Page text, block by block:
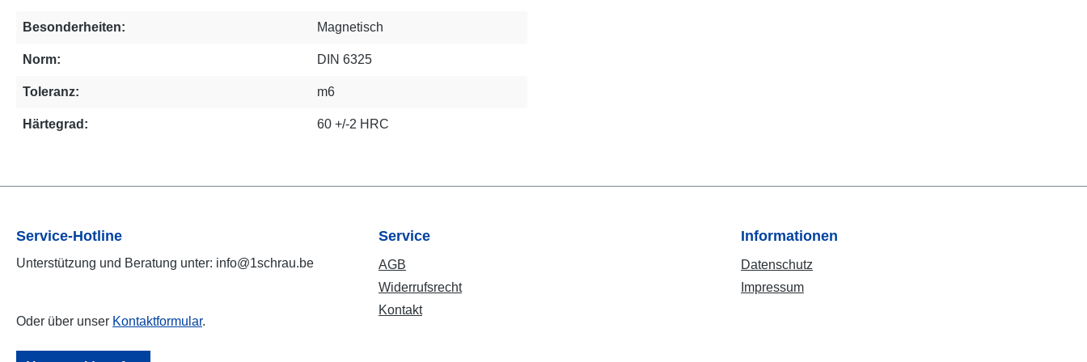
Besonderheiten: Magnetisch
Norm: DIN 6325
Toleranz: m6
Härtegrad: 60 +/-2 HRC
Service-Hotline
Unterstützung und Beratung unter: info@1schrau.be
Oder über unser Kontaktformular.
Service
AGB
Widerrufsrecht
Kontakt
Informationen
Datenschutz
Impressum